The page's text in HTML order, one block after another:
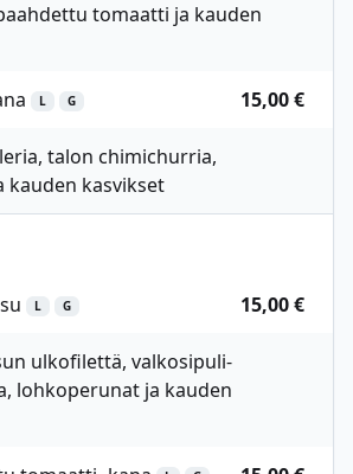
tomaatti ja kauden
L G 15,00 €
talon chimichurria,
kauden kasvikset
L G 15,00 €
ulkofilettä, valkosipuli-
lohkoperunat ja kauden